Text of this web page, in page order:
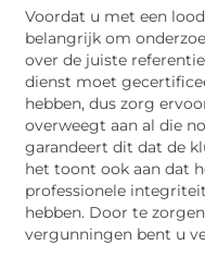
Voordat u met een
belangrijk om
over de juiste
dienst moet
hebben, dus zorg
overweegt aan al die
garandeert dit dat de
het toont ook aan dat
professionele
hebben. Door te
vergunningen bent u